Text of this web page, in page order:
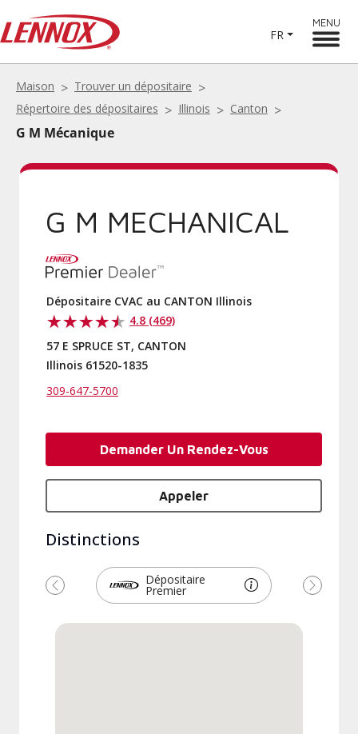
FR
MENU
Maison
Trouver un dépositaire
Répertoire des dépositaires
Illinois Canton
G M Mécanique
G M MECHANICAL
Dépositaire CVAC au CANTON Illinois
4.8 (469)
57 E SPRUCE ST, CANTON
Illinois 61520-1835
309-647-5700
Demander Un Rendez-Vous
Appeler
Distinctions
Dépositaire
Premier
Précédent Suivant